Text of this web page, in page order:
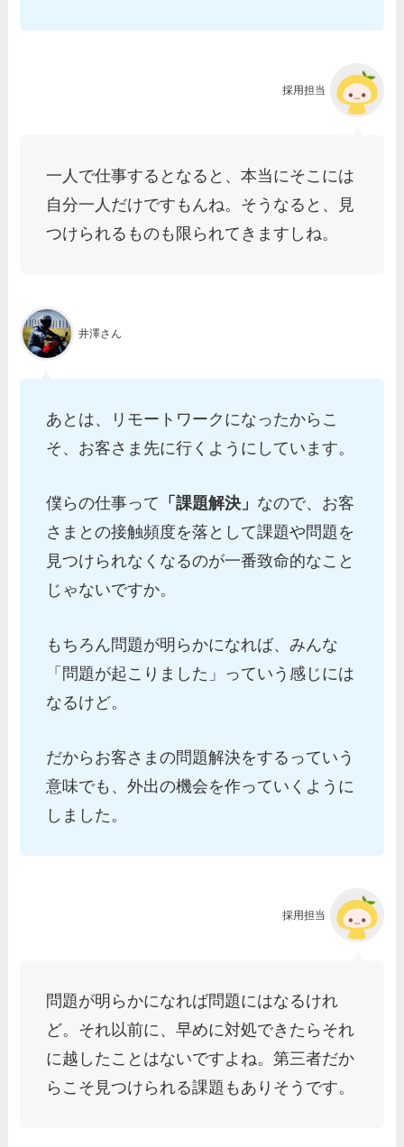
採用担当
一人で仕事するとなると、本当にそこには
自分一人だけですもんね。そうなると、見
つけられるものも限られてきますしね。
井澤さん
あとは、リモートワークになったからこ
そ、お客さま先に行くようにしています。
僕らの仕事って 「課題解決」 なので、お客
さまとの接触頻度を落として課題や問題を
見つけられなくなるのが一番致命的なこと
じゃないですか。
もちろん問題が明らかになれば、みんな
「問題が起こりました」っていう感じには
なるけど。
だからお客さまの問題解決をするっていう
意味でも、外出の機会を作っていくように
しました。
採用担当
問題が明らかになれば問題にはなるけれ
ど。それ以前に、早めに対処できたらそれ
に越したことはないですよね。第三者だか
らこそ見つけられる課題もありそうです。